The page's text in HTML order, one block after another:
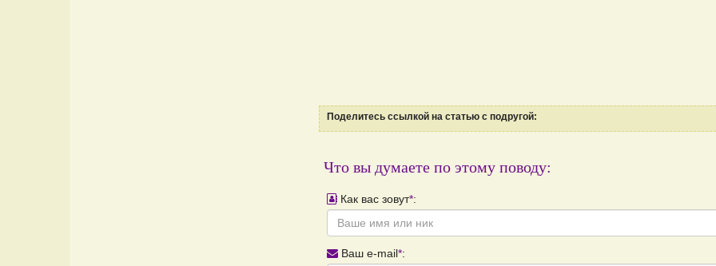
Поделитесь ссылкой на статью с подругой:
Что вы думаете по этому поводу:
Как вас зовут*:
Ваш e-mail*: